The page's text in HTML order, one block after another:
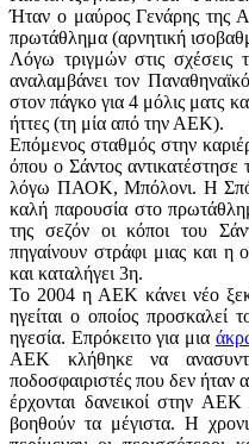
Ήταν ο μαύρος Γενάρης της
πρωτάθλημα (αρνητική
Λόγω τριγμών στις σχέσεις
αναλαμβάνει τον
στον πάγκο για 4 μόλις ματς
ήττες (τη μία από την ΑΕΚ).
Επόμενος σταθμός στην
όπου ο Σάντος
λόγω ΠΑΟΚ, Μπόλονι. Η
καλή παρουσία στο
της σεζόν οι κόποι του
πηγαίνουν στράφι μιας και η
και καταλήγει 3η.
Το 2004 η ΑΕΚ κάνει νέο
ηγείται ο οποίος προσκαλεί
ηγεσία. Επρόκειτο για μια
ΑΕΚ κλήθηκε να
ποδοσφαιριστές που δεν
έρχονται δανεικοί στην ΑΕΚ
βοηθούν τα μέγιστα. Η